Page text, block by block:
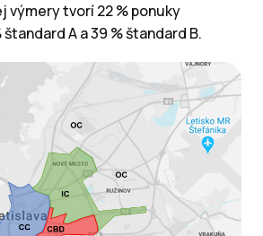
tvorí 22 % ponuky
A a 39 % štandard B.